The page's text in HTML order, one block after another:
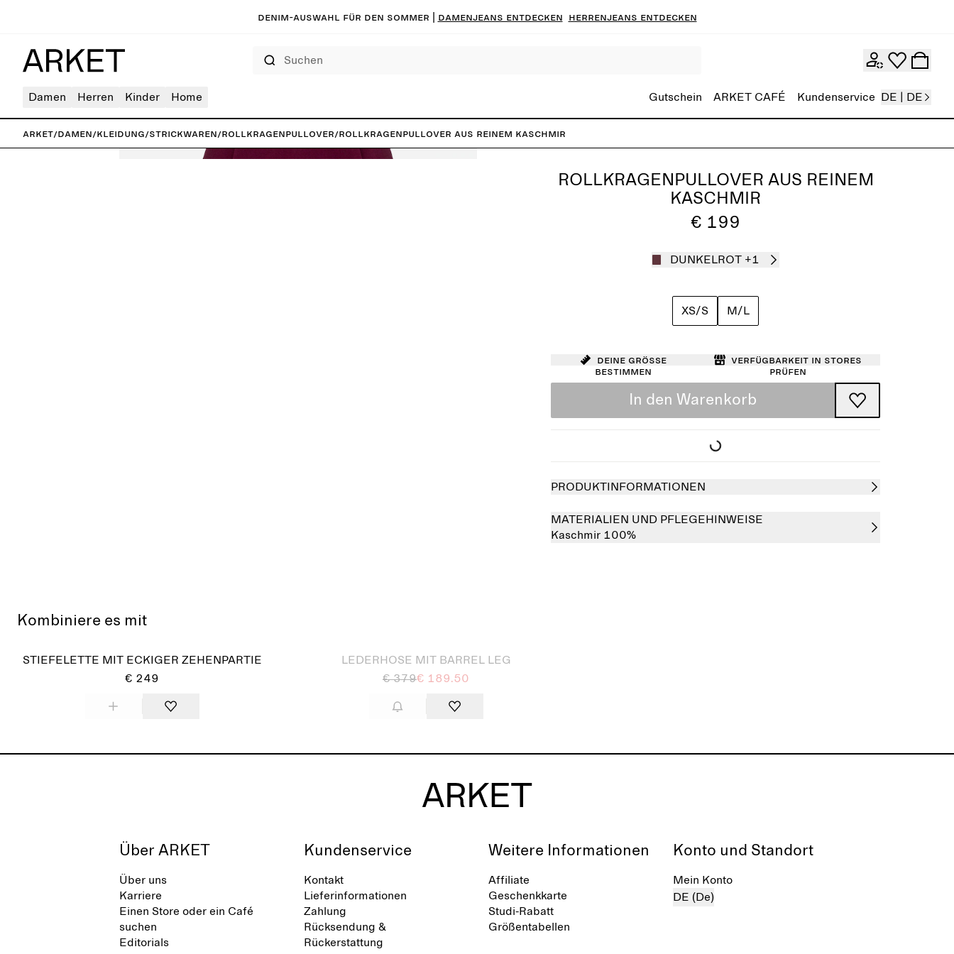
Denim-Auswahl für den Sommer | Damenjeans entdecken Herrenjeans entdecken
Damen Herren Kinder Home Gutschein ARKET CAFÉ Kundenservice DE | DE
ARKET/Damen/Kleidung/Strickwaren/Rollkragenpullover/Rollkragenpullover aus reinem Kaschmir
ROLLKRAGENPULLOVER AUS REINEM
KASCHMIR
€ 199
DUNKELROT +1
XS/S M/L
Deine Größe
bestimmen
Verfügbarkeit in Stores
prüfen
In den Warenkorb
PRODUKTINFORMATIONEN
MATERIALIEN UND PFLEGEHINWEISE
Kaschmir 100%
Kombiniere es mit
STIEFELETTE MIT ECKIGER ZEHENPARTIE
€ 249
LEDERHOSE MIT BARREL LEG
€ 379€ 189.50
Über ARKET
Über uns
Karriere
Einen Store oder ein Café
suchen
Editorials
Kundenservice
Kontakt
Lieferinformationen
Zahlung
Rücksendung &
Rückerstattung
Weitere Informationen
Affiliate
Geschenkkarte
Studi-Rabatt
Größentabellen
Konto und Standort
Mein Konto
DE (De)